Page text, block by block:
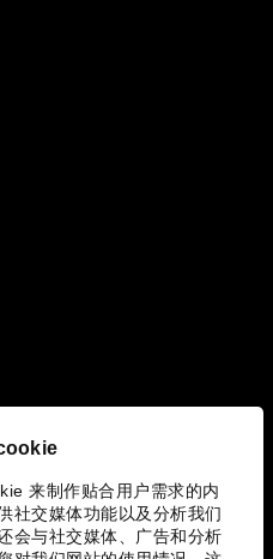
来制作贴合用户需求的内
社交媒体功能以及分析我们
会与社交媒体、广告和分析